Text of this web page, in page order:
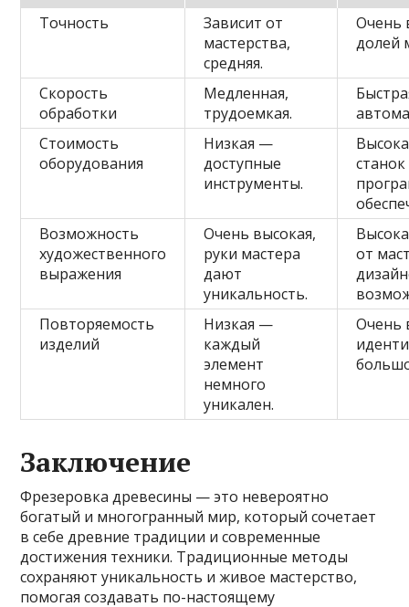
Точность
Зависит от
мастерства,
средняя.
Очень
долей
Скорость
обработки
Медленная,
трудоемкая.
Стоимость
оборудования
Низкая —
доступные
инструменты.
Возможность
художественного
выражения
Очень высокая,
руки мастера
дают
уникальность.
от
Повторяемость
изделий
Низкая —
каждый
элемент
немного
уникален.
Очень
Заключение
Фрезеровка древесины — это невероятно
богатый и многогранный мир, который сочетает
в себе древние традиции и современные
достижения техники. Традиционные методы
сохраняют уникальность и живое мастерство,
помогая создавать по-настоящему